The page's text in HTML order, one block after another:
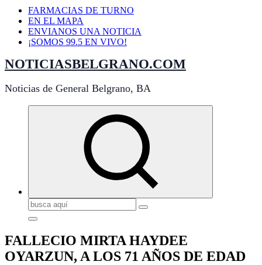
FARMACIAS DE TURNO
EN EL MAPA
ENVIANOS UNA NOTICIA
¡SOMOS 99.5 EN VIVO!
NOTICIASBELGRANO.COM
Noticias de General Belgrano, BA
Buscar:
FALLECIO MIRTA HAYDEE
OYARZUN, A LOS 71 AÑOS DE EDAD